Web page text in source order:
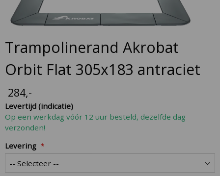
Trampolinerand Akrobat
Orbit Flat 305x183 antraciet
284,-
Levertijd (indicatie)
Op een werkdag vóór 12 uur besteld, dezelfde dag
verzonden!
Levering
images
gallery
Skip
to
the
beginning
the
images
gallery